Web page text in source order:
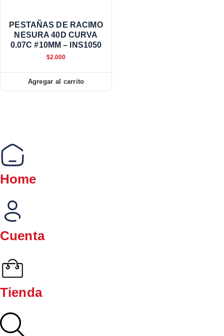
PESTAÑAS DE RACIMO
NESURA 40D CURVA
0.07C #10MM – INS1050
$2.000
Agregar al carrito
Home
Cuenta
Tienda